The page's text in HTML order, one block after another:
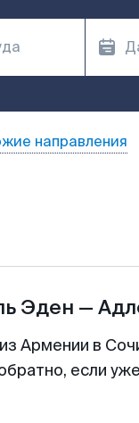
направления
Эден —
Армении в
если